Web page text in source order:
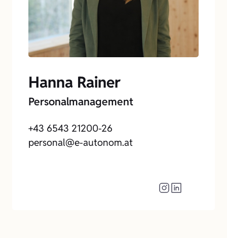
Hanna Rainer
Personalmanagement
+43 6543 21200-26
personal@e-autonom.at